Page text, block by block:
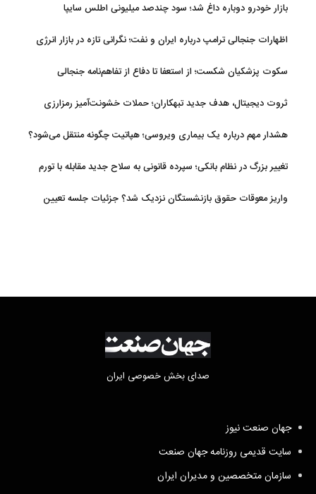
بازار خودرو دوباره داغ شد؛ سود چندصد میلیونی اطلس سایپا
اظهارات جنجالی ترامپ درباره ایران و نفت؛ نگرانی تازه در بازار انرژی
سکوت پزشکیان شکست؛ از استعفا تا دفاع از تفاهم‌نامه جنجالی
ثروت دیجیتال، هدف جدید تبهکاران؛ حملات خشونت‌آمیز رمزارزی
هشدار مهم درباره یک بیماری ویروسی؛ هپاتیت چگونه منتقل می‌شود؟
تغییر بزرگ در نظام بانکی؛ سپرده قانونی به سلاح جدید مقابله با تورم
واریز معوقات حقوق بازنشستگان نزدیک شد؟ جزئیات جلسه تعیین
صدای بخش خصوصی ایران
جهان صنعت نیوز
سایت قدیمی روزنامه جهان صنعت
سازمان متخصصین و مدیران ایران